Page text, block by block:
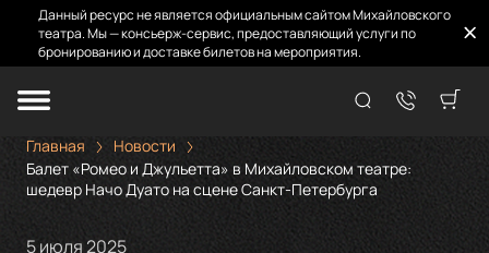
Данный ресурс не является официальным сайтом Михайловского
театра. Мы — консьерж-сервис, предоставляющий услуги по
бронированию и доставке билетов на мероприятия.
Главная
Новости
Балет «Ромео и Джульетта» в Михайловском театре:
шедевр Начо Дуато на сцене Санкт-Петербурга
5 июля 2025